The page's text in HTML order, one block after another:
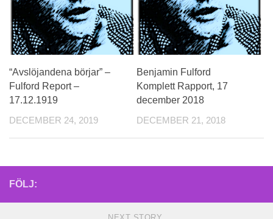
“Avslöjandena börjar” –
Fulford Report –
17.12.1919
DECEMBER 24, 2019
Benjamin Fulford
Komplett Rapport, 17
december 2018
DECEMBER 21, 2018
FÖLJ: